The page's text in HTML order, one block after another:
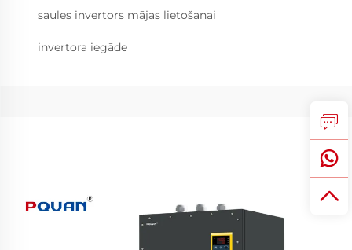
saules invertors mājas lietošanai
invertora iegāde